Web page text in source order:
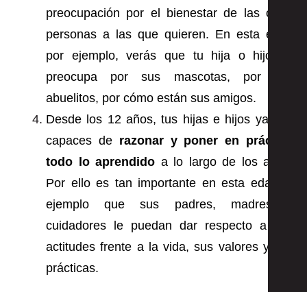
preocupación por el bienestar de las otras
personas a las que quieren. En esta edad
por ejemplo, verás que tu hija o hijo se
preocupa por sus mascotas, por sus
abuelitos, por cómo están sus amigos.
Desde los 12 años, tus hijas e hijos ya son
capaces de razonar y poner en práctica
todo lo aprendido a lo largo de los años.
Por ello es tan importante en esta edad el
ejemplo que sus padres, madres y
cuidadores le puedan dar respecto a sus
actitudes frente a la vida, sus valores y sus
prácticas.